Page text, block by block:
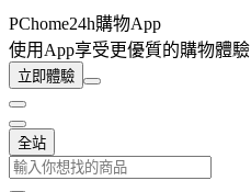
PChome24h購物App
使用App享受更優質的購物體驗
立即體驗
全站